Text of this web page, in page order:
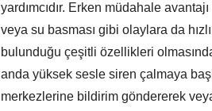
yardımcıdır. Erken müdahale
veya su basması gibi olaylara da
bulunduğu çeşitli özellikleri
anda yüksek sesle siren çalmaya
merkezlerine bildirim göndererek